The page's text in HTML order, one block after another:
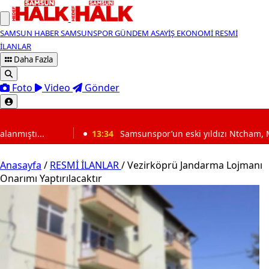
SAMSUN HABERSAMSUNSPORGÜNDEM ASAYİŞ EKONOMİ RESMİ
İLANLAR
Daha Fazla
Foto Video Gönder
13:34 Samsunspor’un eski yıldızı Ntcham, Marsilya’yı
Anasayfa / RESMİ İLANLAR/Vezirköprü Jandarma Lojmanı
Onarımı Yaptırılacaktır